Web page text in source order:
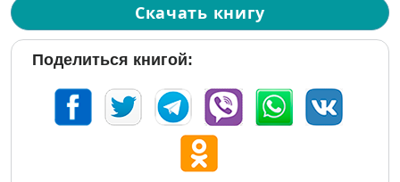
Скачать книгу
Поделиться книгой: